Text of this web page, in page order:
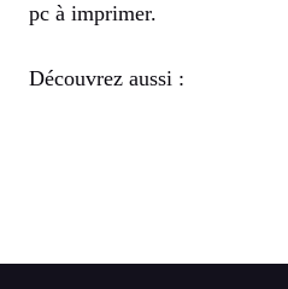
pc à imprimer.
Découvrez aussi :